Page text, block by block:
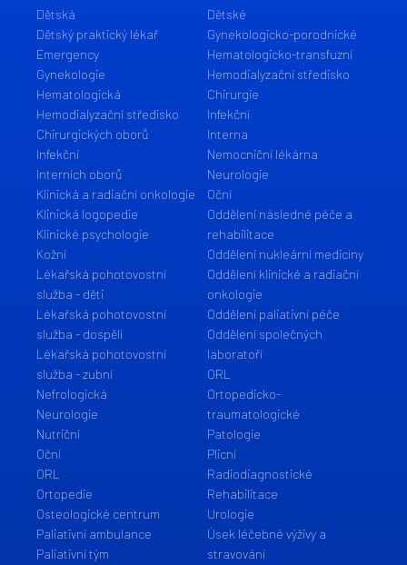
Dětská
Dětský praktický lékař
Emergency
Gynekologie
Hematologická
Hemodialyzační středisko
Chirurgických oborů
Infekční
Interních oborů
Klinická a radiační onkologie
Klinická logopedie
Klinické psychologie
Kožní
Lékařská pohotovostní
služba - děti
Lékařská pohotovostní
služba - dospělí
Lékařská pohotovostní
služba - zubní
Nefrologická
Neurologie
Nutriční
Oční
ORL
Ortopedie
Osteologické centrum
Paliativní ambulance
Paliativní tým
Dětské
Gynekologicko-porodnické
Hematologicko-transfuzní
Hemodialyzační středisko
Chirurgie
Infekční
Interna
Nemocniční lékárna
Neurologie
Oční
Oddělení následné péče a
rehabilitace
Oddělení nukleární medicíny
Oddělení klinické a radiační
onkologie
Oddělení paliativní péče
Oddělení společných
laboratoří
ORL
Ortopedicko-
traumatologické
Patologie
Plicní
Radiodiagnostické
Rehabilitace
Urologie
Úsek léčebné výživy a
stravování